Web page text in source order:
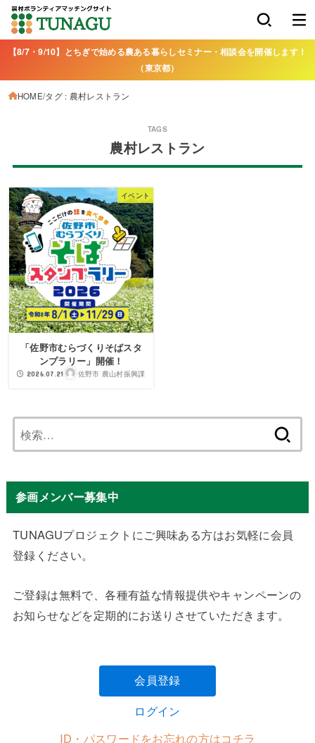
【8/7・9/10】とちぎで始める農ある暮らしセミナー・相談会を開催します！
（東京都）
HOME タグ : 農村レストラン
農村レストラン
イベント
「佐野市むらづくりそばスタ
ンプラリー」開催！
2026.07.21 佐野市 農山村振興課
索:
参画メンバー募集中
TUNAGUプロジェクトにご興味ある方はお気軽に会員
登録ください。
ご登録は無料で、各種有益な情報提供やキャンペーンの
お知らせなどを定期的にお送りさせていただきます。
会員登録
ログイン
ID・パスワードをお忘れの方はコチラ